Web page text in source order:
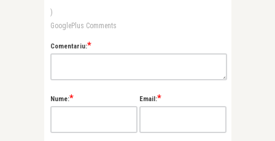
)
GooglePlus Comments
Comentariu:*
Nume:* Email:*